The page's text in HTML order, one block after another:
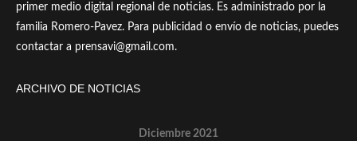
primer medio digital regional de noticias. Es administrado por la
familia Romero-Pavez. Para publicidad o envío de noticias, puedes
contactar a prensavi@gmail.com.
ARCHIVO DE NOTICIAS
Diciembre 2021